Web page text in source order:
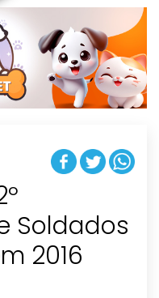
v
g
t
i
o
n
Soldados
2016